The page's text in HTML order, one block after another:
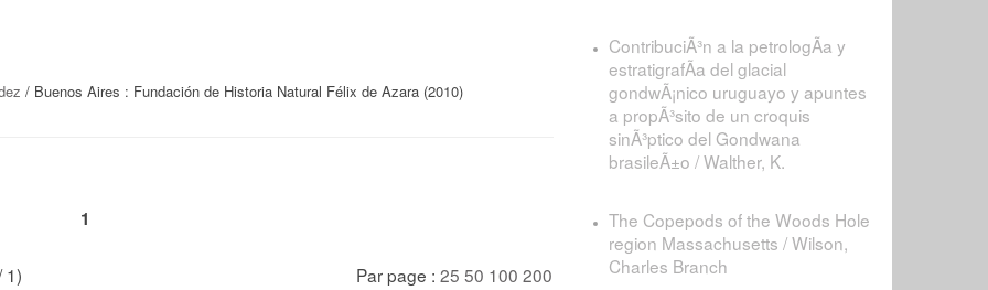
/ Buenos Aires : Fundación de Historia Natural Félix de Azara (2010)
1
1) Par page : 25 50 100 200
ContribuciÃ³n a la petrologÃ­a y
estratigrafÃ­a del glacial
gondwÃ¡nico uruguayo y apuntes
a propÃ³sito de un croquis
sinÃ³ptico del Gondwana
brasileÃ±o / Walther, K.
The Copepods of the Woods Hole
region Massachusetts / Wilson,
Charles Branch